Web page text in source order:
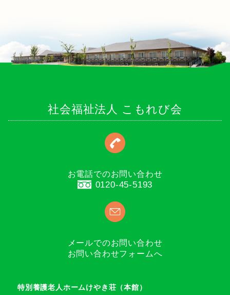
社会福祉法人 こもれび会
お電話でのお問い合わせ
0120-45-5193
メールでのお問い合わせ
お問い合わせフォームへ
特別養護老人ホームけやき荘（本館）